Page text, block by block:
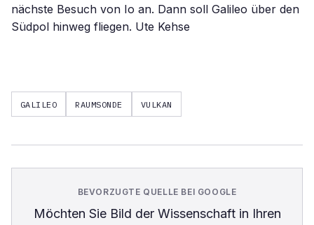
nächste Besuch von Io an. Dann soll Galileo über den
Südpol hinweg fliegen. Ute Kehse
GALILEO RAUMSONDE VULKAN
BEVORZUGTE QUELLE BEI GOOGLE
Möchten Sie Bild der Wissenschaftin Ihren